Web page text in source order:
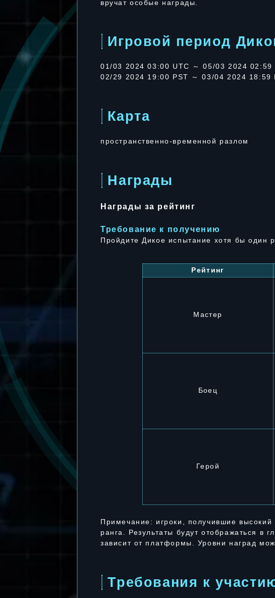
вручат особые награды.
Игровой период
01/03 2024 03:00 UTC ～ 05/03 2024 02:59
02/29 2024 19:00 PST ～ 03/04 2024 18:59
Карта
пространственно-временной разлом
Награды
Награды за рейтинг
Требование к получению
Пройдите Дикое испытание хотя бы один
Рейтинг
Мастер
Боец
Герой
Примечание: игроки, получившие высокий
ранга. Результаты будут отображаться в
зависит от платформы. Уровни наград
Требования к